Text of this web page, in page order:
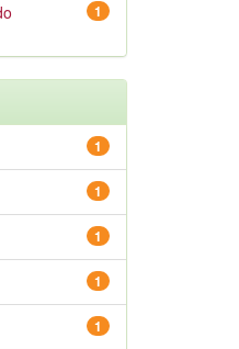
1
1
1
1
1
1